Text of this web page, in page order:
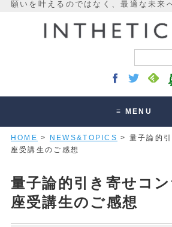
≡ MENU
未来最適化とは
お客様の声
読みもの
HOME > NEWS&TOPICS > 量子論的
座受講生のご感想
量子論的引き寄せコ
座受講生のご感想